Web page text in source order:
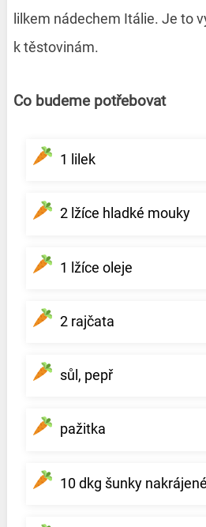
lilkem nádechem Itálie. Je to
k těstovinám.
Co budeme potřebovat
1 lilek
2 lžíce hladké mouky
1 lžíce oleje
2 rajčata
sůl, pepř
pažitka
10 dkg šunky nakrájené